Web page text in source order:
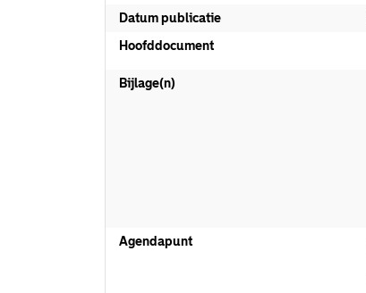
Datum publicatie
Hoofddocument
Bijlage(n)
Agendapunt